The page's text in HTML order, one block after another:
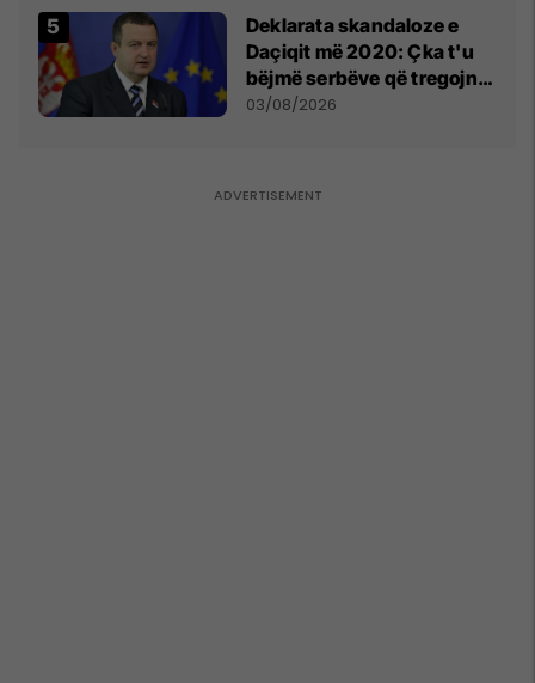
​Deklarata skandaloze e
Daçiqit më 2020: Çka t'u
bëjmë serbëve që tregojnë
ku janë varrosur shqiptarët
03/08/2026